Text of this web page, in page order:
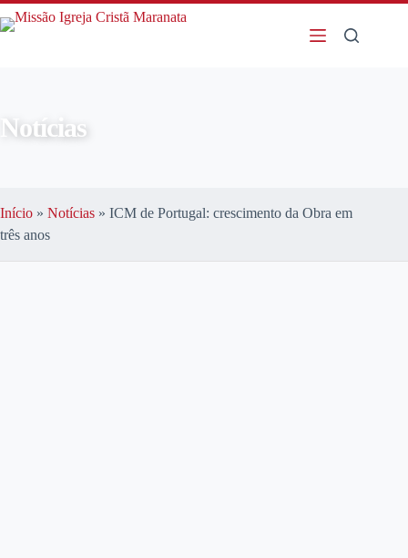
Notícias
Início » Notícias » ICM de Portugal: crescimento da Obra em
três anos